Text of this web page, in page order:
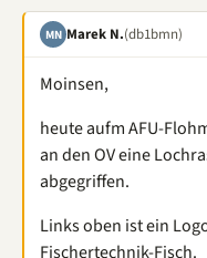
MN Marek N.(db1bmn)
Moinsen,
heute aufm AFU-
an den OV eine
abgegriffen.
Links oben ist ein
Fischertechnik-Fisch.